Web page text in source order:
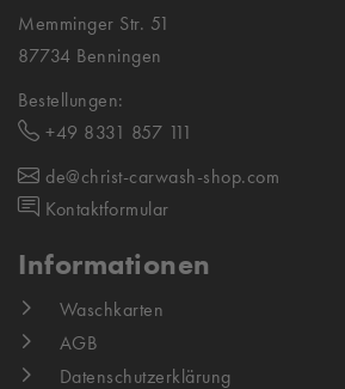
Memminger Str. 51
87734 Benningen
Bestellungen:
+49 8331 857 111
de@christ-carwash-shop.com
Kontaktformular
Informationen
Waschkarten
AGB
Datenschutzerklärung